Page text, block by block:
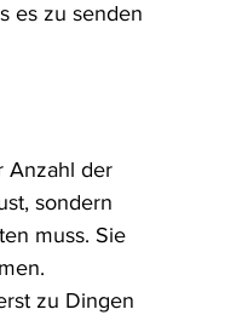
es zu senden
Anzahl der
sondern
muss. Sie
zu Dingen